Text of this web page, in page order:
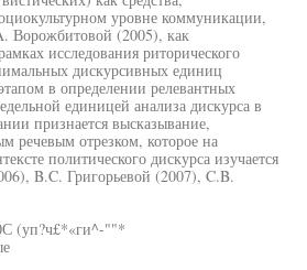
уровне коммуникации,
Ворожбитовой (2005), как
исследования риторического
дискурсивных единиц
в определении релевантных
единицей анализа дискурса в
признается высказывание,
речевым отрезком, которое на
политического дискурса изучается
B.C. Григорьевой (2007), C.B.
(уп?ч£*«ги^-""*